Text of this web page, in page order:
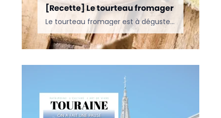
[Recette] Le tourteau fromager
Le tourteau fromager est à déguster frais ou à réchauffer au four pendant 10 minutes, à 180 °C. Sinon, il peut être idéalement accompagné d’une boule de glace à la…